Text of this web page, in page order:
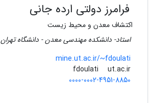
فرامرز دولتی ارده جانی
اکتشاف معدن و محیط زیست
استاد- دانشکده مهندسی معدن - دانشگاه تهران
mine.ut.ac.ir/~fdoulati
fdoulati
ut.ac.ir
0000-0002-4951-8850